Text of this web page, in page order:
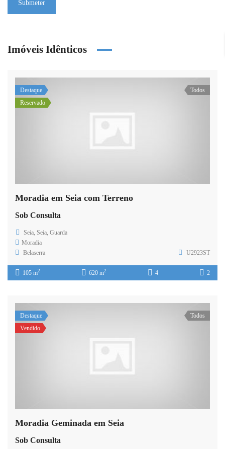
Submeter
Imóveis Idênticos
Destaque
Reservado
Todos
Moradia em Seia com Terreno
Sob Consulta
Seia, Seia, Guarda
Moradia
Belaserra
U2923ST
105 m2 620 m2 4 2
Destaque
Vendido
Todos
Moradia Geminada em Seia
Sob Consulta